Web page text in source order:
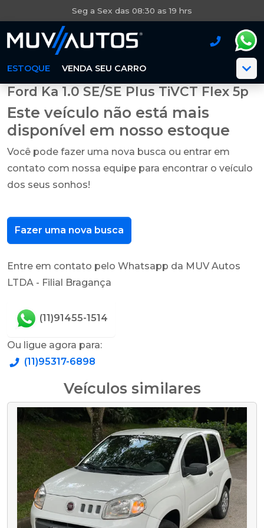
Seg a Sex das 08:30 as 19 hrs
ESTOQUE VENDA SEU CARRO
Ford Ka 1.0 SE/SE Plus TiVCT Flex 5p
Este veículo não está mais
disponível em nosso estoque
Você pode fazer uma nova busca ou entrar em
contato com nossa equipe para encontrar o veículo
dos seus sonhos!
Fazer uma nova busca
Entre em contato pelo Whatsapp da MUV Autos
LTDA - Filial Bragança
(11)91455-1514
Ou ligue agora para:
(11)95317-6898
Veículos similares